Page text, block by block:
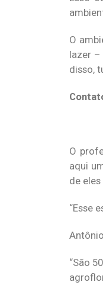
O
lazer –
disso,
O
aqui
de
“Esse
“São